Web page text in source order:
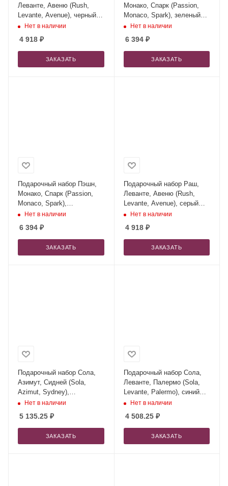
Леванте, Авеню (Rush,
Levante, Avenue), черный
(сумка, зонт, термокружка)
Нет в наличии
4 918 ₽
ЗАКАЗАТЬ
Монако, Спарк (Passion,
Monaco, Spark), зеленый
(колонка, термокружка,
Нет в наличии
6 394₽
ЗАКАЗАТЬ
Подарочный набор Пэшн,
Монако, Спарк (Passion,
Monaco, Spark),
фиолетовый (колонка,
термокружка, ежедневник,
ручка)
Нет в наличии
6 394 ₽
ЗАКАЗАТЬ
Подарочный набор Раш,
Леванте, Авеню (Rush,
Levante, Avenue), серый
(сумка, зонт, термокружка)
Нет в наличии
4 918₽
ЗАКАЗАТЬ
Подарочный набор Сола,
Азимут, Сидней (Sola,
Azimut, Sydney),
коричневый (сумка, зонт,
Нет в наличии
5 135.25 ₽
ЗАКАЗАТЬ
Подарочный набор Сола,
Леванте, Палермо (Sola,
Levante, Palermo), синий
(сумка, зонт, термокружка)
Нет в наличии
4 508.25₽
ЗАКАЗАТЬ